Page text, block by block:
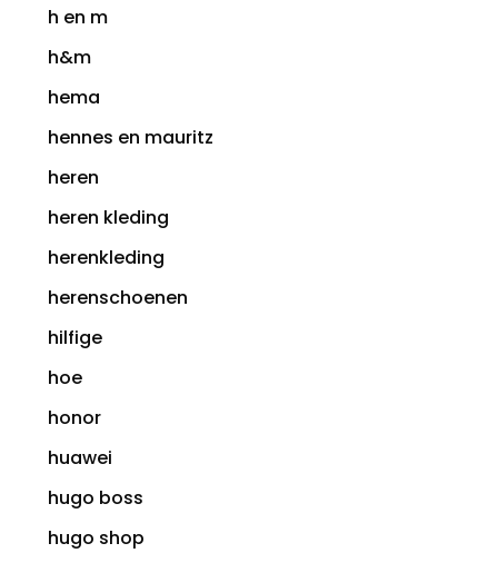
h en m
h&m
hema
hennes en mauritz
heren
heren kleding
herenkleding
herenschoenen
hilfige
hoe
honor
huawei
hugo boss
hugo shop